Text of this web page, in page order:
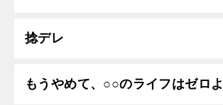
捻デレ
もうやめて、○○のライフはゼロよ